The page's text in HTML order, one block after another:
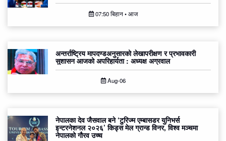
07:50 बिहान • आज
अन्तर्राष्ट्रिय मापदण्डअनुसारको लेखापरीक्षण र प्रभावकारी
सुशासन आजको अपरिहार्यता : अध्यक्ष अग्रवाल
Aug-06
नेपालका देव जैसवाल बने ‘टुरिज्म एम्बासडर युनिभर्स
इन्टरनेशनल २०२६’ किड्स मेल ग्रान्ड विनर, विश्व मञ्चमा
नेपालको गौरव उच्च